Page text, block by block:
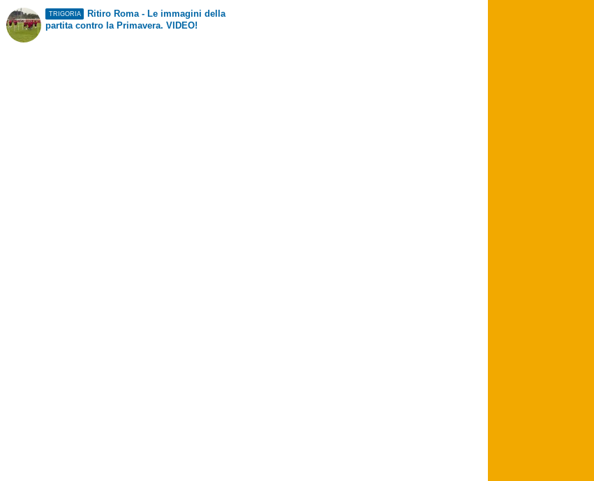
TRIGORIA
Ritiro Roma - Le immagini della
partita contro la Primavera. VIDEO!